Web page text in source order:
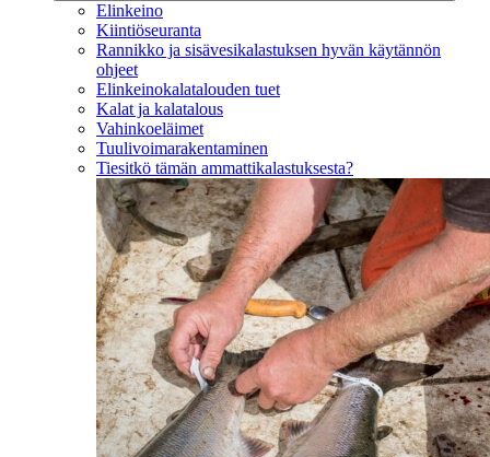
Elinkeino
Kiintiöseuranta
Rannikko ja sisävesikalastuksen hyvän käytännön
ohjeet
Elinkeinokalatalouden tuet
Kalat ja kalatalous
Vahinkoeläimet
Tuulivoimarakentaminen
Tiesitkö tämän ammattikalastuksesta?